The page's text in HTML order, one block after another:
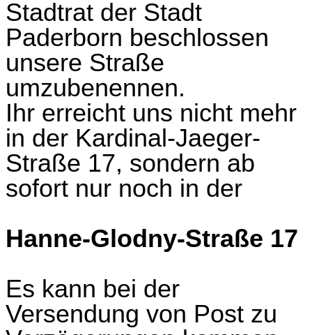
Stadtrat der Stadt
Paderborn beschlossen
unsere Straße
umzubenennen.
Ihr erreicht uns nicht mehr
in der Kardinal-Jaeger-
Straße 17, sondern ab
sofort nur noch in der
Hanne-Glodny-Straße 17
Es kann bei der
Versendung von Post zu